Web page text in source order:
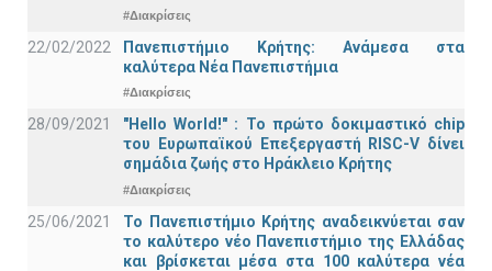
#Διακρίσεις
22/02/2022
Πανεπιστήμιο Κρήτης: Ανάμεσα στα
καλύτερα Νέα Πανεπιστήμια
#Διακρίσεις
28/09/2021
"Hello World!" : Το πρώτο δοκιμαστικό chip
του Ευρωπαϊκού Επεξεργαστή RISC-V δίνει
σημάδια ζωής στο Ηράκλειο Κρήτης
#Διακρίσεις
25/06/2021
Το Πανεπιστήμιο Κρήτης αναδεικνύεται σαν
το καλύτερο νέο Πανεπιστήμιο της Ελλάδας
και βρίσκεται μέσα στα 100 καλύτερα νέα